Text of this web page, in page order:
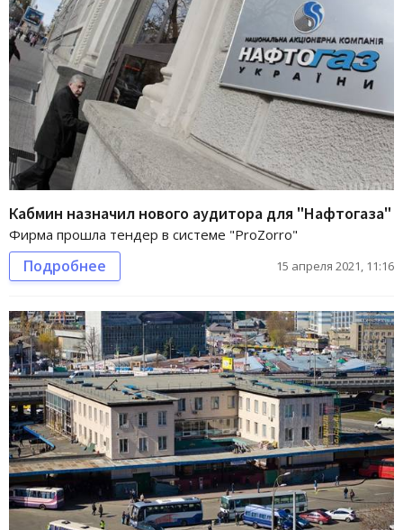
Кабмин назначил нового аудитора для "Нафтогаза"
Фирма прошла тендер в системе "ProZorro"
Подробнее 15 апреля 2021, 11:16